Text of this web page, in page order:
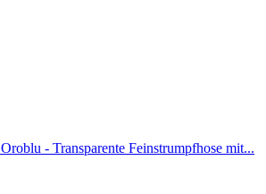
Oroblu - Transparente Feinstrumpfhose mit...